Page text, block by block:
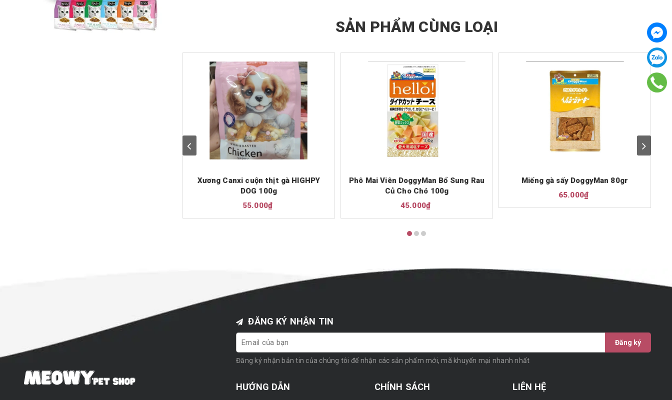
SẢN PHẨM CÙNG LOẠI
Xương Canxi cuộn thịt gà HIGHPY
DOG 100g
55.000₫
Phô Mai Viên DoggyMan Bổ Sung Rau
Củ Cho Chó 100g
45.000₫
Miếng gà sấy DoggyMan 80gr
65.000₫
ĐĂNG KÝ NHẬN TIN
Đăng ký
Đăng ký nhận bản tin của chúng tôi để nhận các sản phẩm mới, mã khuyến mại nhanh nhất
HƯỚNG DẪN CHÍNH SÁCH LIÊN HỆ